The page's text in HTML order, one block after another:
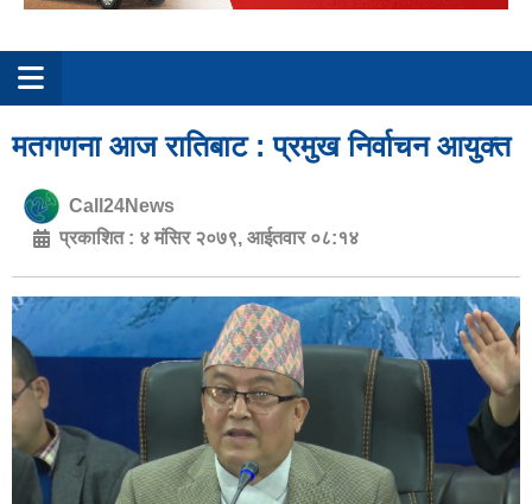
मतगणना आज रातिबाट : प्रमुख निर्वाचन आयुक्त
Call24News
प्रकाशित : ४ मंसिर २०७९, आईतवार ०८:१४